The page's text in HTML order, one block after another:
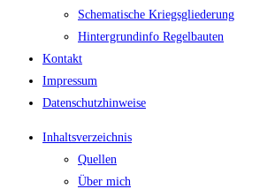
Schematische Kriegsgliederung
Hintergrundinfo Regelbauten
Kontakt
Impressum
Datenschutzhinweise
Inhaltsverzeichnis
Quellen
Über mich